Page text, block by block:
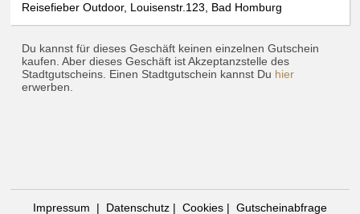
Reisefieber Outdoor, Louisenstr.123, Bad Homburg
Du kannst für dieses Geschäft keinen einzelnen Gutschein
kaufen. Aber dieses Geschäft ist Akzeptanzstelle des
Stadtgutscheins. Einen Stadtgutschein kannst Du hier
erwerben.
Impressum | Datenschutz| Cookies| Gutscheinabfrage